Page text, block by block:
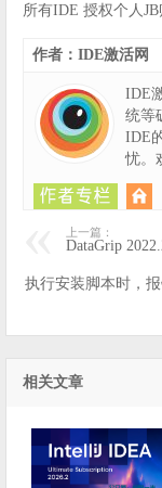
所有IDE 授权个人JB
作者：IDE激活网
IDE
统等
IDE
忧。
上一篇：
DataGrip
执行安装脚本时，
相关文章